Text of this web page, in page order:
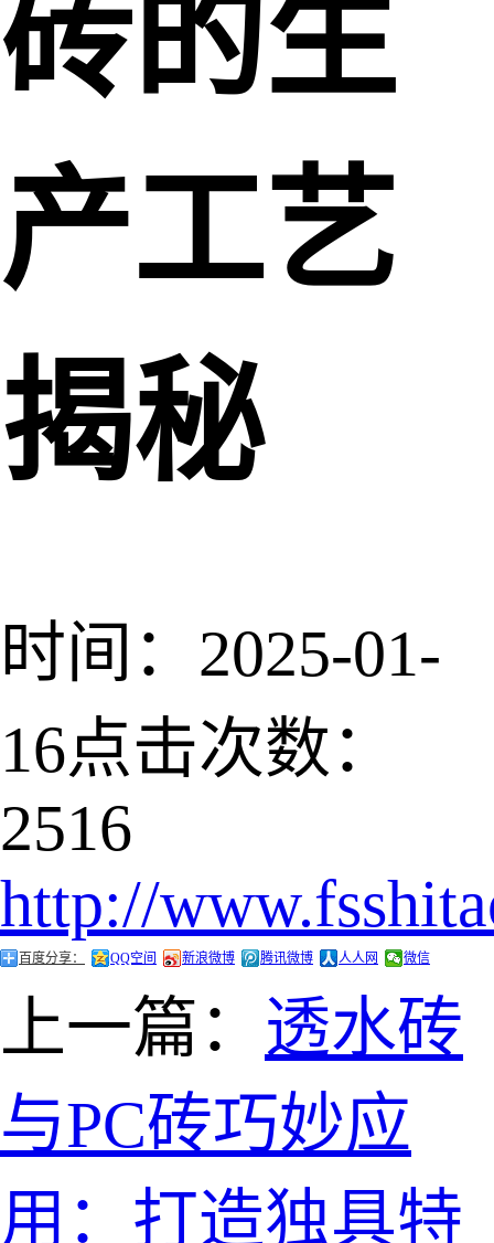
砖的生
产工艺
揭秘
时间：2025-01-
16点击次数：
2516
http://
百度分享： QQ空间 新浪微博 腾讯微博 人人网 微信
上一篇： 透水砖
与PC砖巧妙应
用：打造独具特